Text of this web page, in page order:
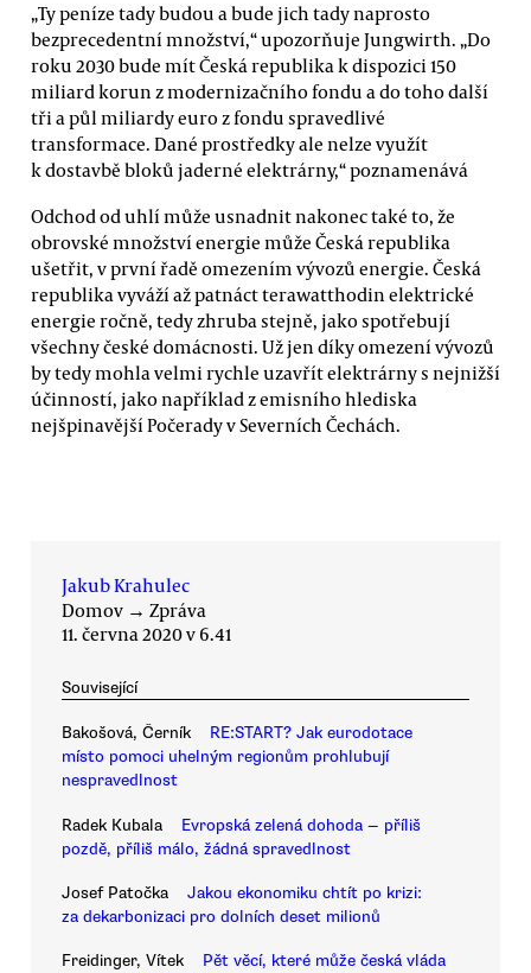
„Ty peníze tady budou a bude jich tady naprosto
bezprecedentní množství,“ upozorňuje Jungwirth. „Do
roku 2030 bude mít Česká republika k dispozici 150
miliard korun z modernizačního fondu a do toho další
tři a půl miliardy euro z fondu spravedlivé
transformace. Dané prostředky ale nelze využít
k dostavbě bloků jaderné elektrárny,“ poznamenává
Odchod od uhlí může usnadnit nakonec také to, že
obrovské množství energie může Česká republika
ušetřit, v první řadě omezením vývozů energie. Česká
republika vyváží až patnáct terawatthodin elektrické
energie ročně, tedy zhruba stejně, jako spotřebují
všechny české domácnosti. Už jen díky omezení vývozů
by tedy mohla velmi rychle uzavřít elektrárny s nejnižší
účinností, jako například z emisního hlediska
nejšpinavější Počerady v Severních Čechách.
Jakub Krahulec
Domov → Zpráva
11. června 2020 v 6.41
Související
Bakošová, Černík
RE:START? Jak eurodotace
místo pomoci uhelným regionům prohlubují
nespravedlnost
Radek Kubala
Evropská zelená dohoda — příliš
pozdě, příliš málo, žádná spravedlnost
Josef Patočka
Jakou ekonomiku chtít po krizi:
za dekarbonizaci pro dolních deset milionů
Freidinger, Vítek
Pět věcí, které může česká vláda